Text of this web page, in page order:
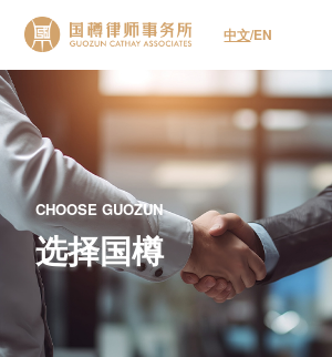
中文/EN
CHOOSE GUOZUN
选择国樽